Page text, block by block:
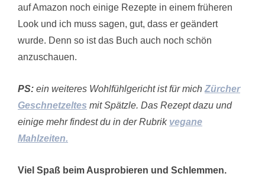
auf Amazon noch einige Rezepte in einem früheren
Look und ich muss sagen, gut, dass er geändert
wurde. Denn so ist das Buch auch noch schön
anzuschauen.
PS: ein weiteres Wohlfühlgericht ist für mich Zürcher
Geschnetzeltes mit Spätzle. Das Rezept dazu und
einige mehr findest du in der Rubrik vegane
Mahlzeiten.
Viel Spaß beim Ausprobieren und Schlemmen.